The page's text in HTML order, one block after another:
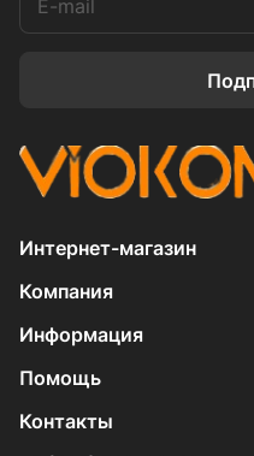
Интернет-магазин
Компания
Информация
Помощь
Контакты